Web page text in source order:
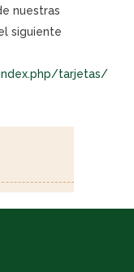
nuestras
siguiente
tarjetas/